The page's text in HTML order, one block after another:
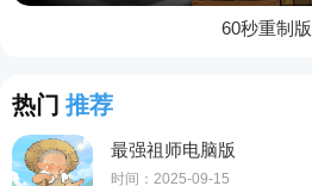
60秒重制版
热门 推荐
最强祖师电脑版
时间：2025-09-15